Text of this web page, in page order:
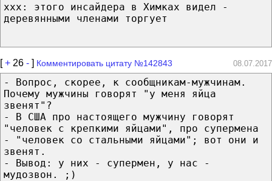
xxx: этого инсайдера в Химках видел -
деревянными членами торгует
[+ 26 - ] Комментировать цитату №142843 08.07.2017
- Вопрос, скорее, к сообщникам-мужчинам.
Почему мужчины говорят "у меня яйца
звенят"?
- В США про настоящего мужчину говорят
"человек с крепкими яйцами", про супермена
- "человек со стальными яйцами"; вот они и
звенят.
- Вывод: у них - супермен, у нас -
мудозвон. ;)